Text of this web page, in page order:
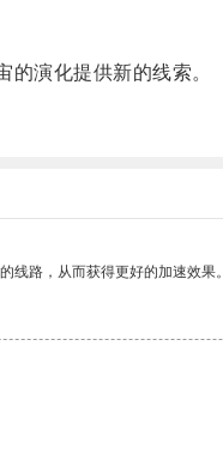
演化提供新的线索。
路，从而获得更好的加速效果。